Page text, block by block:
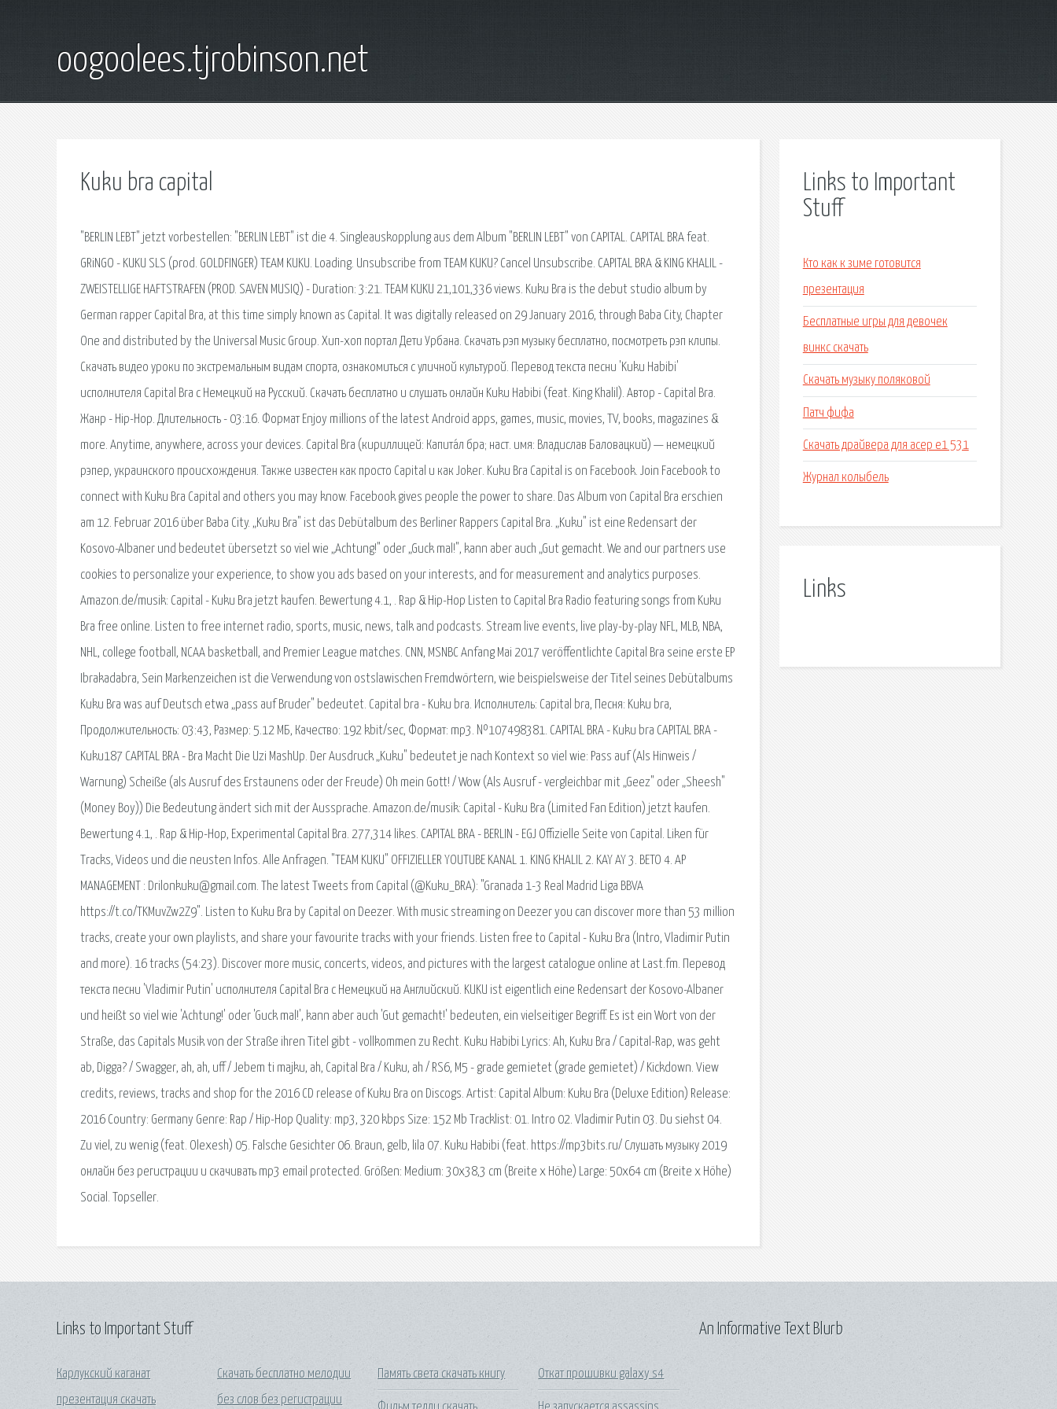
oogoolees.tjrobinson.net
Kuku bra capital
"BERLIN LEBT" jetzt vorbestellen: "BERLIN LEBT" ist die 4. Singleauskopplung aus dem Album "BERLIN LEBT" von CAPITAL. CAPITAL BRA feat.
GRiNGO - KUKU SLS (prod. GOLDFINGER) TEAM KUKU. Loading. Unsubscribe from TEAM KUKU? Cancel Unsubscribe. CAPITAL BRA & KING KHALIL -
ZWEISTELLIGE HAFTSTRAFEN (PROD. SAVEN MUSIQ) - Duration: 3:21. TEAM KUKU 21,101,336 views. Kuku Bra is the debut studio album by
German rapper Capital Bra, at this time simply known as Capital. It was digitally released on 29 January 2016, through Baba City, Chapter
One and distributed by the Universal Music Group. Хип-хоп портал Дети Урбана. Скачать рэп музыку бесплатно, посмотреть рэп клипы.
Скачать видео уроки по экстремальным видам спорта, ознакомиться с уличной культурой. Перевод текста песни 'Kuku Habibi'
исполнителя Capital Bra с Немецкий на Русский. Скачать бесплатно и слушать онлайн Kuku Habibi (feat. King Khalil). Автор - Capital Bra.
Жанр - Hip-Hop. Длительность - 03:16. Формат Enjoy millions of the latest Android apps, games, music, movies, TV, books, magazines &
more. Anytime, anywhere, across your devices. Capital Bra (кириллицей: Капита́л бра; наст. имя: Владислав Баловацкий) — немецкий
рэпер, украинского происхождения. Также известен как просто Capital и как Joker. Kuku Bra Capital is on Facebook. Join Facebook to
connect with Kuku Bra Capital and others you may know. Facebook gives people the power to share. Das Album von Capital Bra erschien
am 12. Februar 2016 über Baba City. „Kuku Bra" ist das Debütalbum des Berliner Rappers Capital Bra. „Kuku" ist eine Redensart der
Kosovo-Albaner und bedeutet übersetzt so viel wie „Achtung!" oder „Guck mal!", kann aber auch „Gut gemacht. We and our partners use
cookies to personalize your experience, to show you ads based on your interests, and for measurement and analytics purposes.
Amazon.de/musik: Capital - Kuku Bra jetzt kaufen. Bewertung 4.1, . Rap & Hip-Hop Listen to Capital Bra Radio featuring songs from Kuku
Bra free online. Listen to free internet radio, sports, music, news, talk and podcasts. Stream live events, live play-by-play NFL, MLB, NBA,
NHL, college football, NCAA basketball, and Premier League matches. CNN, MSNBC Anfang Mai 2017 veröffentlichte Capital Bra seine erste EP
Ibrakadabra, Sein Markenzeichen ist die Verwendung von ostslawischen Fremdwörtern, wie beispielsweise der Titel seines Debütalbums
Kuku Bra was auf Deutsch etwa „pass auf Bruder" bedeutet. Capital bra - Kuku bra. Исполнитель: Capital bra, Песня: Kuku bra,
Продолжительность: 03:43, Размер: 5.12 МБ, Качество: 192 kbit/sec, Формат: mp3. №107498381. CAPITAL BRA - Kuku bra CAPITAL BRA -
Kuku187 CAPITAL BRA - Bra Macht Die Uzi MashUp. Der Ausdruck „Kuku" bedeutet je nach Kontext so viel wie: Pass auf (Als Hinweis /
Warnung) Scheiße (als Ausruf des Erstaunens oder der Freude) Oh mein Gott! / Wow (Als Ausruf - vergleichbar mit „Geez" oder „Sheesh"
(Money Boy)) Die Bedeutung ändert sich mit der Aussprache. Amazon.de/musik: Capital - Kuku Bra (Limited Fan Edition) jetzt kaufen.
Bewertung 4.1, . Rap & Hip-Hop, Experimental Capital Bra. 277,314 likes. CAPITAL BRA - BERLIN - EGJ Offizielle Seite von Capital. Liken für
Tracks, Videos und die neusten Infos. Alle Anfragen. "TEAM KUKU" OFFIZIELLER YOUTUBE KANAL 1. KING KHALIL 2. KAY AY 3. BETO 4. AP
MANAGEMENT : Drilonkuku@gmail.com. The latest Tweets from Capital (@Kuku_BRA): "Granada 1-3 Real Madrid Liga BBVA
https://t.co/TKMuvZw2Z9". Listen to Kuku Bra by Capital on Deezer. With music streaming on Deezer you can discover more than 53 million
tracks, create your own playlists, and share your favourite tracks with your friends. Listen free to Capital - Kuku Bra (Intro, Vladimir Putin
and more). 16 tracks (54:23). Discover more music, concerts, videos, and pictures with the largest catalogue online at Last.fm. Перевод
текста песни 'Vladimir Putin' исполнителя Capital Bra с Немецкий на Английский. KUKU ist eigentlich eine Redensart der Kosovo-Albaner
und heißt so viel wie 'Achtung!' oder 'Guck mal!', kann aber auch 'Gut gemacht!' bedeuten, ein vielseitiger Begriff. Es ist ein Wort von der
Straße, das Capitals Musik von der Straße ihren Titel gibt - vollkommen zu Recht. Kuku Habibi Lyrics: Ah, Kuku Bra / Capital-Rap, was geht
ab, Digga? / Swagger, ah, ah, uff / Jebem ti majku, ah, Capital Bra / Kuku, ah / RS6, M5 - grade gemietet (grade gemietet) / Kickdown. View
credits, reviews, tracks and shop for the 2016 CD release of Kuku Bra on Discogs. Artist: Capital Album: Kuku Bra (Deluxe Edition) Release:
2016 Country: Germany Genre: Rap / Hip-Hop Quality: mp3, 320 kbps Size: 152 Mb Tracklist: 01. Intro 02. Vladimir Putin 03. Du siehst 04.
Zu viel, zu wenig (feat. Olexesh) 05. Falsche Gesichter 06. Braun, gelb, lila 07. Kuku Habibi (feat. https://mp3bits.ru/ Слушать музыку 2019
онлайн без регистрации и скачивать mp3 email protected. Größen: Medium: 30x38,3 cm (Breite x Höhe) Large: 50x64 cm (Breite x Höhe)
Social. Topseller.
Links to Important
Stuff
Кто как к зиме готовится
презентация
Бесплатные игры для девочек
винкс скачать
Скачать музыку поляковой
Патч фифа
Скачать драйвера для асер е1 531
Журнал колыбель
Links
Links to Important Stuff
Карлукский каганат
презентация скачать
Скачать бесплатно мелодии
без слов без регистрации
Память света скачать книгу Откат прошивки galaxy s4
An Informative Text Blurb